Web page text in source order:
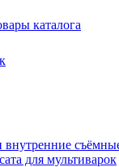
каталога
для мультиварок